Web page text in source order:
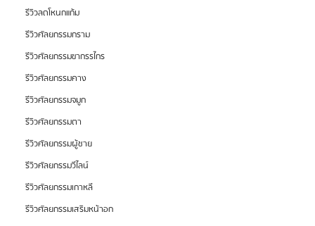
รีวิวลดโหนกแก้ม
รีวิวศัลยกรรมกราม
รีวิวศัลยกรรมขากรรไกร
รีวิวศัลยกรรมคาง
รีวิวศัลยกรรมจมูก
รีวิวศัลยกรรมตา
รีวิวศัลยกรรมผู้ชาย
รีวิวศัลยกรรมวีไลน์
รีวิวศัลยกรรมเกาหลี
รีวิวศัลยกรรมเสริมหน้าอก